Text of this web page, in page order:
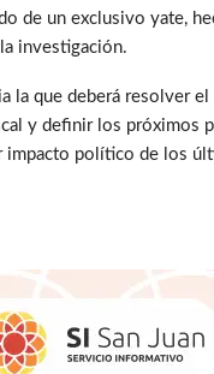
de un exclusivo yate,
investigación.
la que deberá resolver el
y definir los próximos
impacto político de los